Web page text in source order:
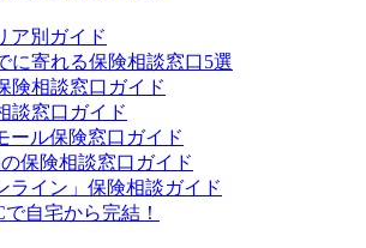
ア別ガイド
に寄れる保険相談窓口5選
険相談窓口ガイド
談窓口ガイド
ール保険窓口ガイド
保険相談窓口ガイド
ライン」保険相談ガイド
自宅から完結！